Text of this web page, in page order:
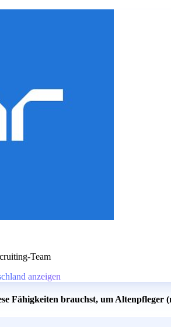
Team
anzeigen
Fähigkeiten brauchst, um Altenpfleger